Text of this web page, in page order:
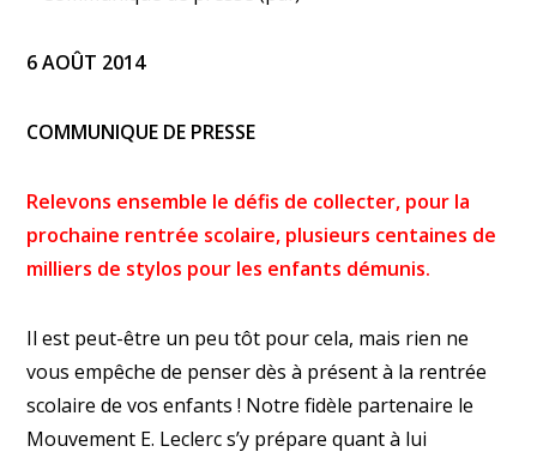
6 AOÛT 2014
COMMUNIQUE DE PRESSE
Relevons ensemble le défis de collecter, pour la
prochaine rentrée scolaire, plusieurs centaines de
milliers de stylos pour les enfants démunis.
Il est peut-être un peu tôt pour cela, mais rien ne
vous empêche de penser dès à présent à la rentrée
scolaire de vos enfants ! Notre fidèle partenaire le
Mouvement E. Leclerc s’y prépare quant à lui